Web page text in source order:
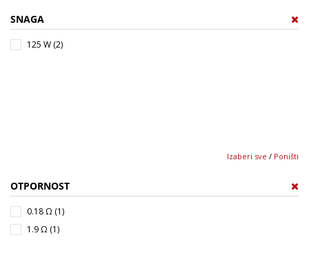
SNAGA
125 W (2)
Izaberi sve / Poništi
OTPORNOST
0.18 Ω (1)
1.9 Ω (1)